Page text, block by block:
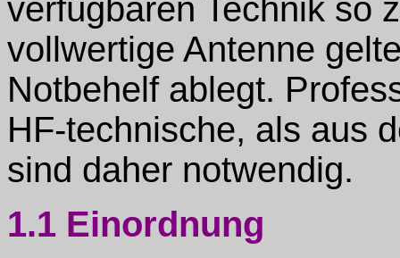
verfügbaren Technik so
vollwertige Antenne
Notbehelf ablegt.
HF-technische, als aus
sind daher notwendig.
1.1 Einordnung